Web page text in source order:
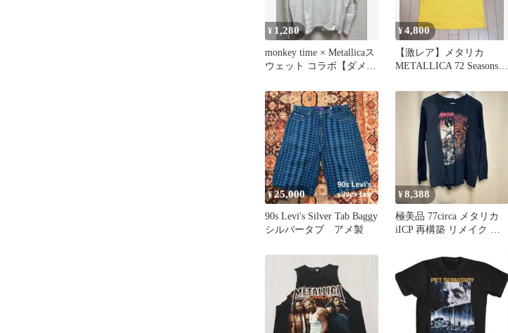
¥ 1,280
monkey time × Metallicaス
ウェット コラボ【ダメー
¥4,800
【激レア】メタリカ
METALLICA 72 Seasons T
¥25,000
90s Levi's Silver Tab Baggy
シルバータブ アメ製
¥8,388
極美品 77circa メタリカ
iICP 再構築 リメイク ロ